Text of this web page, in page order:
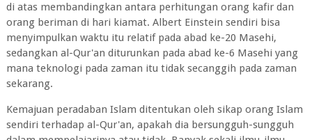
di atas membandingkan antara perhitungan orang kafir dan
orang beriman di hari kiamat. Albert Einstein sendiri bisa
menyimpulkan waktu itu relatif pada abad ke-20 Masehi,
sedangkan al-Qur'an diturunkan pada abad ke-6 Masehi yang
mana teknologi pada zaman itu tidak secanggih pada zaman
sekarang.
Kemajuan peradaban Islam ditentukan oleh sikap orang Islam
sendiri terhadap al-Qur'an, apakah dia bersungguh-sungguh